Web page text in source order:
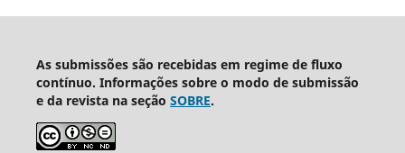
As submissões são recebidas em regime de fluxo
contínuo. Informações sobre o modo de submissão
e da revista na seção SOBRE.